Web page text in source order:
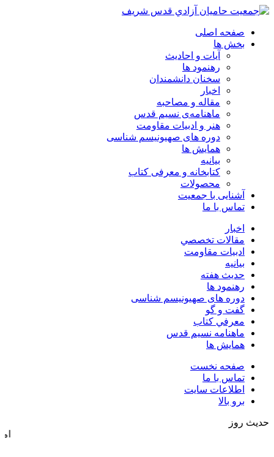
صفحه اصلی
بخش ها
آیات و احادیث
رهنمود ها
سخنان دانشمندان
اخبار
مقاله و مصاحبه
ماهنامه‌ی نسیم قدس
هنر و ادبیات مقاومت
دوره های صهیونیسم شناسی
همايش ها
بيانيه
کتابخانه و معرفی کتاب
محصولات
آشنایی با جمعیت
تماس با ما
اخبار
مقالات تخصصي
ادبيات مقاومت
بيانيه
حديث هفته
رهنمود ها
دوره های صهیونیسم شناسی
گفت و گو
معرفي كتاب
ماهنامه نسيم قدس
همايش ها
صفحه نخست
تماس با ما
اطلاعات سایت
برو بالا
حدیث روز
امام